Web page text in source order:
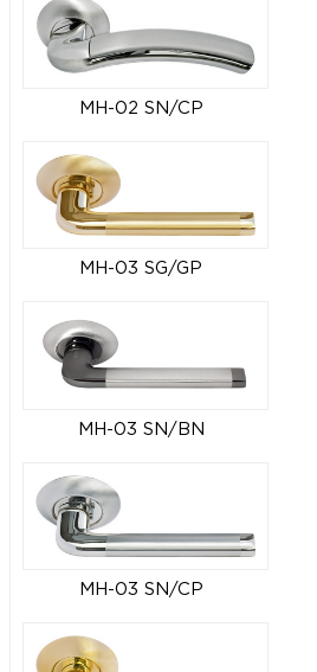
MH-02 SN/CP
MH-03 SG/GP
MH-03 SN/BN
MH-03 SN/CP